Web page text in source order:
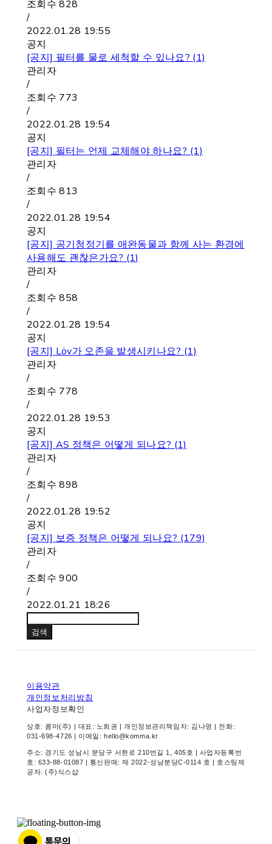
조회수828
/
2022.01.28 19:55
공지
[공지] 필터를 물로 세척할 수 있나요? (1)
관리자
/
조회수 773
/
2022.01.28 19:54
공지
[공지] 필터는 언제 교체해야 하나요? (1)
관리자
/
조회수813
/
2022.01.28 19:54
공지
[공지] 공기청정기를 애완동물과 함께 사는 환경에
사용해도 괜찮은가요? (1)
관리자
/
조회수858
/
2022.01.28 19:54
공지
[공지] Löv가 오존을 발생시키나요? (1)
관리자
/
조회수 778
/
2022.01.28 19:53
공지
[공지] AS 정책은 어떻게 되나요? (1)
관리자
/
조회수898
/
2022.01.28 19:52
공지
[공지] 보증 정책은 어떻게 되나요? (179)
관리자
/
조회수900
/
2022.01.21 18:26
검색
이용약관
개인정보처리방침
사업자정보확인
상호: 콤마(주) | 대표: 노희권 | 개인정보관리책임자: 김나영 | 전화:
031-698-4726 | 이메일: hello@komma.kr
주소: 경기도 성남시 분당구 서현로 210번길 1, 405호 | 사업자등록번
호: 633-88-01087 | 통신판매:제 2022-성남분당C-0114 호
| 호스팅제
공자: (주)식스샵